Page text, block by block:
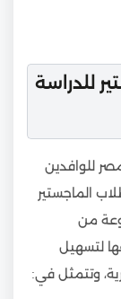
للدراسة
للوافدين
الماجستير
من
لتسهيل
وتتمثل في: